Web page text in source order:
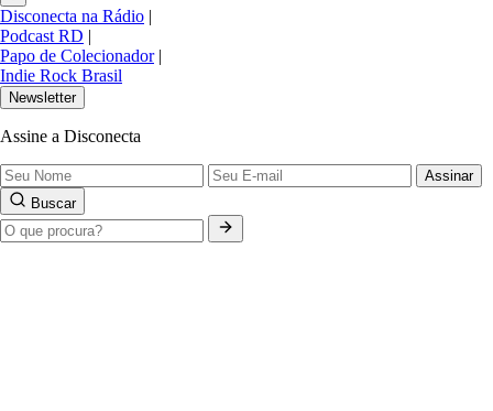
Disconecta na Rádio |
Podcast RD |
Papo de Colecionador |
Indie Rock Brasil
Newsletter
Assine a Disconecta
Assinar
Buscar